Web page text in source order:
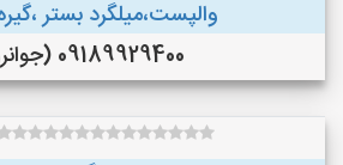
والپست،میلگرد بستر
09189929400 (جوانرود )